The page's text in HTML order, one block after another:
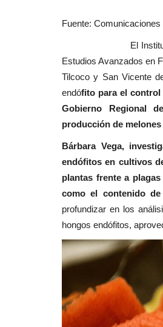
Fuente:
El Instituto de
Estudios Avanzados en
Tilcoco y San Vicente
endófito para el control
Gobierno Regional
producción de
Bárbara Vega,
endófitos en cultivos
plantas frente a
como el contenido
profundizar en los
hongos endófitos,
TRM
sobre
Editora Julio 23,
La compañía a
dos décadas de